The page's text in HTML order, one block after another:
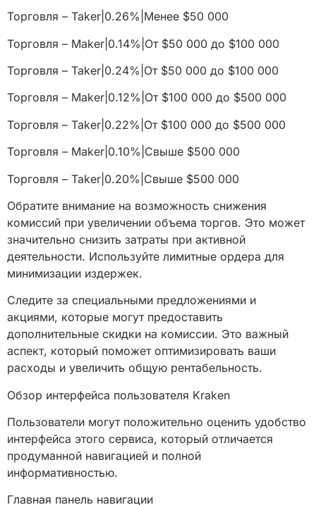
Торговля – Taker|0.26%|Менее $50 000
Торговля – Maker|0.14%|От $50 000 до $100 000
Торговля – Taker|0.24%|От $50 000 до $100 000
Торговля – Maker|0.12%|От $100 000 до $500 000
Торговля – Taker|0.22%|От $100 000 до $500 000
Торговля – Maker|0.10%|Свыше $500 000
Торговля – Taker|0.20%|Свыше $500 000
Обратите внимание на возможность снижения
комиссий при увеличении объема торгов. Это может
значительно снизить затраты при активной
деятельности. Используйте лимитные ордера для
минимизации издержек.
Следите за специальными предложениями и
акциями, которые могут предоставить
дополнительные скидки на комиссии. Это важный
аспект, который поможет оптимизировать ваши
расходы и увеличить общую рентабельность.
Обзор интерфейса пользователя Kraken
Пользователи могут положительно оценить удобство
интерфейса этого сервиса, который отличается
продуманной навигацией и полной
информативностью.
Главная панель навигации